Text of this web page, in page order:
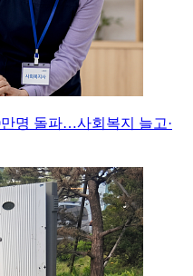
명 돌파…사회복지 늘고·